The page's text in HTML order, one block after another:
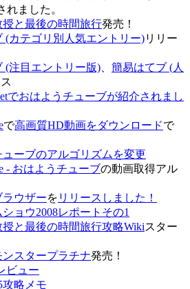
れました。
授と最後の時間旅行発売！
(カテゴリ別人気エントリー)リリー
(注目エントリー版)
簡易はてブ (人
でおはようチューブが紹介されまし
で高画質HD動画をダウンロードで
ューブのアルゴリズムを変更
- おはようチューブの動画取得アル
ウザーを リリースしました！
ョウ2008レポートその1
授と最後の時間旅行攻略Wikiスター
スタープラチナ発売！
ビュー
攻略メモ